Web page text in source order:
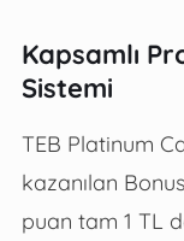
Kapsamlı
Sistemi
TEB Platinum
kazanılan
puan tam 1 TL